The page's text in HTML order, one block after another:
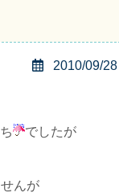
2010/09/28
でしたが
んが